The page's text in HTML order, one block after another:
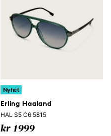
Nyhet
Erling Haaland
HAL S5 C6 5815
kr 1999